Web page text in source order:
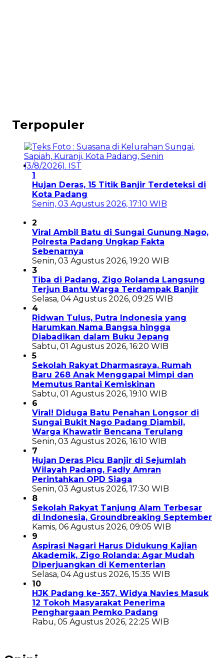
Terpopuler
1
Hujan Deras, 15 Titik Banjir Terdeteksi di
Kota Padang
Senin, 03 Agustus 2026, 17:10 WIB
2
Viral Ambil Batu di Sungai Gunung Nago,
Polresta Padang Ungkap Fakta
Sebenarnya
Senin, 03 Agustus 2026, 19:20 WIB
3
Tiba di Padang, Zigo Rolanda Langsung
Terjun Bantu Warga Terdampak Banjir
Selasa, 04 Agustus 2026, 09:25 WIB
4
Ridwan Tulus, Putra Indonesia yang
Harumkan Nama Bangsa hingga
Diabadikan dalam Buku Jepang
Sabtu, 01 Agustus 2026, 16:20 WIB
5
Sekolah Rakyat Dharmasraya, Rumah
Baru 268 Anak Menggapai Mimpi dan
Memutus Rantai Kemiskinan
Sabtu, 01 Agustus 2026, 19:10 WIB
6
Viral! Diduga Batu Penahan Longsor di
Sungai Bukit Nago Padang Diambil,
Warga Khawatir Bencana Terulang
Senin, 03 Agustus 2026, 16:10 WIB
7
Hujan Deras Picu Banjir di Sejumlah
Wilayah Padang, Fadly Amran
Perintahkan OPD Siaga
Senin, 03 Agustus 2026, 17:30 WIB
8
Sekolah Rakyat Tanjung Alam Terbesar
di Indonesia, Groundbreaking September
Kamis, 06 Agustus 2026, 09:05 WIB
9
Aspirasi Nagari Harus Didukung Kajian
Akademik, Zigo Rolanda: Agar Mudah
Diperjuangkan di Kementerian
Selasa, 04 Agustus 2026, 15:35 WIB
10
HJK Padang ke-357, Widya Navies Masuk
12 Tokoh Masyarakat Penerima
Penghargaan Pemko Padang
Rabu, 05 Agustus 2026, 22:25 WIB